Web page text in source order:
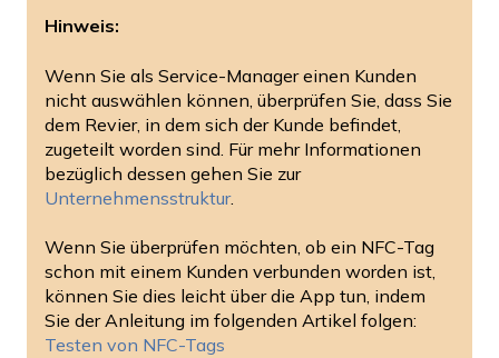
Hinweis:
Wenn Sie als Service-Manager einen Kunden
nicht auswählen können, überprüfen Sie, dass Sie
dem Revier, in dem sich der Kunde befindet,
zugeteilt worden sind. Für mehr Informationen
bezüglich dessen gehen Sie zur
Unternehmensstruktur.
Wenn Sie überprüfen möchten, ob ein NFC-Tag
schon mit einem Kunden verbunden worden ist,
können Sie dies leicht über die App tun, indem
Sie der Anleitung im folgenden Artikel folgen:
Testen von NFC-Tags